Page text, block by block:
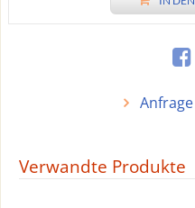
Verwandte Produkte